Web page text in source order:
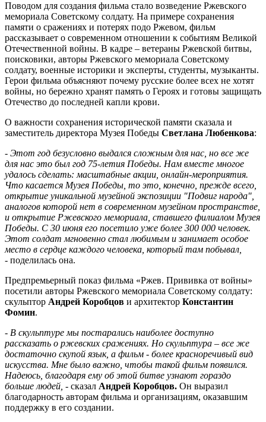
Поводом для создания фильма стало возведение Ржевского
мемориала Советскому солдату. На примере сохранения
памяти о сражениях и потерях подо Ржевом, фильм
рассказывает о современном отношении к событиям Великой
Отечественной войны. В кадре – ветераны Ржевской битвы,
поисковики, авторы Ржевского мемориала Советскому
солдату, военные историки и эксперты, студенты, музыканты.
Герои фильма объясняют почему русские более всех не хотят
войны, но бережно хранят память о Героях и готовы защищать
Отечество до последней капли крови.
О важности сохранения исторической памяти сказала и
заместитель директора Музея Победы Светлана Любенкова:
- Этот год безусловно выдался сложным для нас, но все же
для нас это был год 75-летия Победы. Нам вместе многое
удалось сделать: масштабные акции, онлайн-мероприятия.
Что касается Музея Победы, то это, конечно, прежде всего,
открытие уникальной музейной экспозиции "Подвиг народа",
аналогов которой нет в современном музейном пространстве,
и открытие Ржевского мемориала, ставшего филиалом Музея
Победы. С 30 июня его посетило уже более 300 000 человек.
Этот солдат мгновенно стал любимым и занимает особое
место в сердце каждого человека, который там побывал,
- поделилась она.
Предпремьерный показ фильма «Ржев. Прививка от войны»
посетили авторы Ржевского мемориала Советскому солдату:
скульптор Андрей Коробцов и архитектор Константин
Фомин.
- В скульптуре мы постарались наиболее доступно
рассказать о ржевских сражениях. Но скульптура – все же
достаточно скупой язык, а фильм - более красноречивый вид
искусства. Мне было важно, чтобы такой фильм появился.
Надеюсь, благодаря ему об этой битве узнают гораздо
больше людей, - сказал Андрей Коробцов. Он выразил
благодарность авторам фильма и организациям, оказавшим
поддержку в его создании.